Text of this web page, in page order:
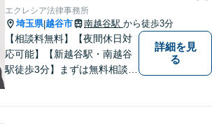
エクレシア法律事務所
埼玉県|越谷市 南越谷駅 から徒歩3分
【相談料無料】【夜間休日対
応可能】【新越谷駅・南越谷
駅徒歩3分】まずは無料相談
詳細を見
る